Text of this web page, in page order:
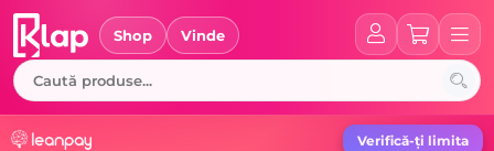
Skip
content
Shop Vinde
Verifică-ți limita